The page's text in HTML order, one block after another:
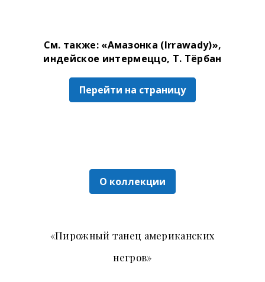
См. также: «Амазонка (Irrawady)»,
индейское интермеццо, Т. Тёрбан
Перейти на страницу
О коллекции
«Пирожный танец американских
негров»